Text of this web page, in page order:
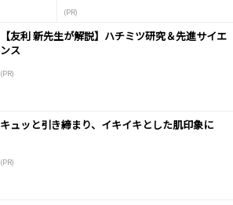
(PR)
【友利 新先生が解説】ハチミツ研究＆先進サイエ
ンス
(PR)
キュッと引き締まり、イキイキとした肌印象に
(PR)